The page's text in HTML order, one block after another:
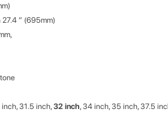
” (695mm)
31.5 inch, 32 inch, 34 inch, 35 inch, 37.5